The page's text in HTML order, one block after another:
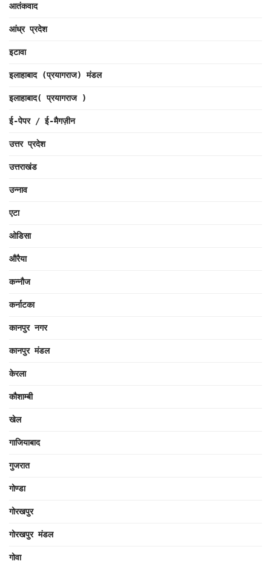
आतंकवाद
आंध्र प्रदेश
इटावा
इलाहाबाद (प्रयागराज) मंडल
इलाहाबाद( प्रयागराज )
ई-पेपर / ई-मैगज़ीन
उत्तर प्रदेश
उत्तराखंड
उन्नाव
एटा
ओडिसा
औरैया
कन्नौज
कर्नाटका
कानपुर नगर
कानपुर मंडल
केरला
कौशाम्बी
खेल
गाजियाबाद
गुजरात
गोण्डा
गोरखपुर
गोरखपुर मंडल
गोवा